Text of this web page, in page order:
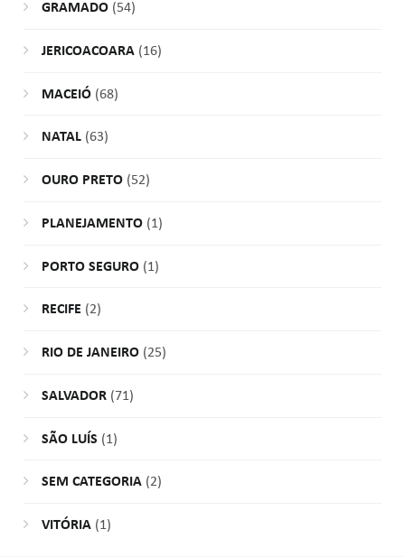
GRAMADO(54)
JERICOACOARA(16)
MACEIÓ(68)
NATAL(63)
OURO PRETO(52)
PLANEJAMENTO(1)
PORTO SEGURO(1)
RECIFE (2)
RIO DE JANEIRO(25)
SALVADOR(71)
SÃO LUÍS (1)
SEM CATEGORIA(2)
VITÓRIA(1)